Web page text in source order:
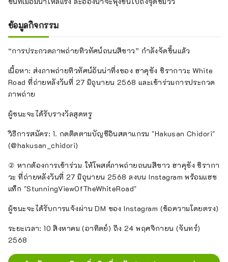
ข้อมูลกิจกรรม
“การประกวดภาพถ่ายทิวทัศน์ถนนสีขาว” กำลังจัดขึ้นแล้ว
เนื้อหา: ส่งภาพถ่ายทิวทัศน์อันน่าทึ่งของ ฮาคุซัง ชิรากาวะ White
Road ที่ถ่ายหลังวันที่ 27 มิถุนายน 2568 และเข้าร่วมการประกวด
ภาพถ่าย
ผู้ชนะจะได้รับรางวัลสุดหรู
วิธีการสมัคร: 1. กดติดตามบัญชีอินสตาแกรม "Hakusan Chidori"
(@hakusan_chidori)
② หากต้องการเข้าร่วม ให้โพสต์ภาพถ่ายถนนสีขาว ฮาคุซัง ชิรากา
วะ ที่ถ่ายหลังวันที่ 27 มิถุนายน 2568 ลงบน Instagram พร้อมแฮช
แท็ก "StunningViewOfTheWhiteRoad"
ผู้ชนะจะได้รับการแจ้งผ่าน DM ของ Instagram (ข้อความโดยตรง)
ระยะเวลา: 10 สิงหาคม (อาทิตย์) ถึง 24 พฤศจิกายน (จันทร์)
2568